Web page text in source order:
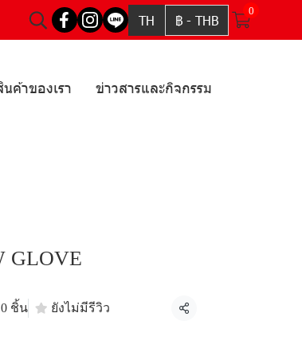
TH ฿ - THB
0
นค้าของเรา ข่าวสารและกิจกรรม
GLOVE
ชิ้น ยังไม่มีรีวิว แชร์